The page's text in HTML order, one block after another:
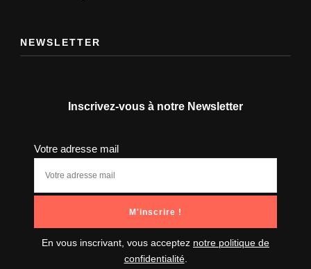
NEWSLETTER
Inscrivez-vous à notre Newsletter
Votre adresse mail
En vous inscrivant, vous acceptez notre politique de
confidentialité.